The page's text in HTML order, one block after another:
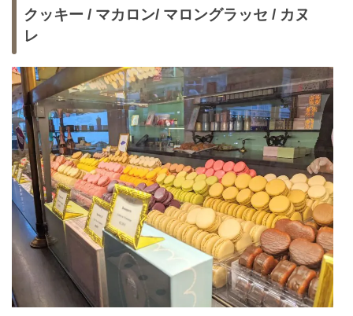
クッキー / マカロン/ マロングラッセ / カヌ
レ